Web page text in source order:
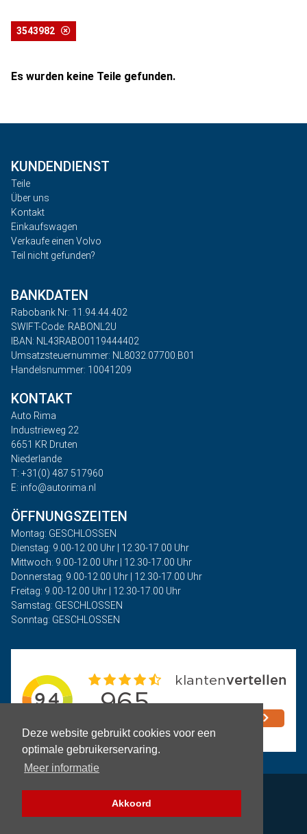
Deze website gebruikt cookies voor een
optimale gebruikerservaring.
Meer informatie
Akkoord
3543982
Es wurden keine Teile gefunden.
KUNDENDIENST
Teile
Über uns
Kontakt
Einkaufswagen
Verkaufe einen Volvo
Teil nicht gefunden?
BANKDATEN
Rabobank Nr: 11.94.44.402
SWIFT-Code: RABONL2U
IBAN: NL43RABO0119444402
Umsatzsteuernummer: NL8032.07700.B01
Handelsnummer: 10041209
KONTAKT
Auto Rima
Industrieweg 22
6651 KR Druten
Niederlande
T: +31(0) 487 517960
E: info@autorima.nl
ÖFFNUNGSZEITEN
Montag: GESCHLOSSEN
Dienstag: 9.00-12.00 Uhr | 12.30-17.00 Uhr
Mittwoch: 9.00-12.00 Uhr | 12.30-17.00 Uhr
Donnerstag: 9.00-12.00 Uhr | 12.30-17.00 Uhr
Freitag: 9.00-12.00 Uhr | 12.30-17.00 Uhr
Samstag: GESCHLOSSEN
Sonntag: GESCHLOSSEN
Privacy